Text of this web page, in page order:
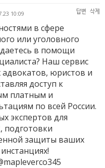
10:09 답변 삭제
в сфере
или уголовного
в помощи
Наш сервис
юристов и
доступ к
платным и
по всей России.
экспертов для
подготовки
защиты ваших